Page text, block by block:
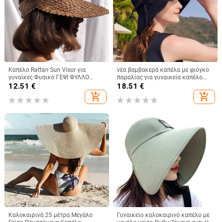
Καπέλο Rattan Sun Visor για
γυναίκες Φυσικό ΓΕΨΙ ΦΥΛΛΟ
ΦΟΙΝΑΚΗΣ Φαρδύ γείσο
αντηλιακό καπέλο για κορίτσια
Καλοκαιρινό ψάθινο καπέλο
12.51 €
add_shopping_cart
νέα βαμβακερά καπέλα με φιόγκο
παραλίας για γυναικεία καπέλο
γυναικείο καπέλο γυναικείο
καπέλο καπέλο καλοκαιρινό
γυναικείο καπέλο Anti-UV Panama
18.51 €
add_shopping_cart
Καλοκαιρινά 25 μέτρα Μεγάλο
Γυναικείο καλοκαιρινό καπέλο με